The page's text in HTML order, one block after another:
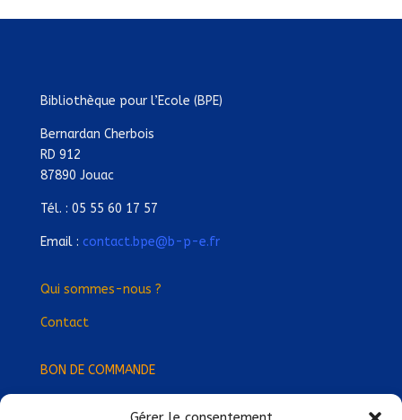
Bibliothèque pour l’Ecole (BPE)
Bernardan Cherbois
RD 912
87890 Jouac
Tél. : 05 55 60 17 57
Email : contact.bpe@b-p-e.fr
Qui sommes-nous ?
Contact
BON DE COMMANDE